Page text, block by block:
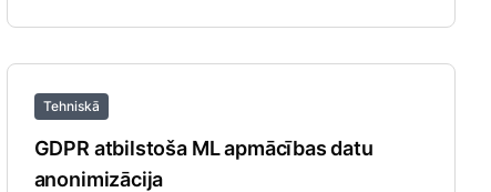
Tehniskā
GDPR atbilstoša ML apmācības datu
anonimizācija